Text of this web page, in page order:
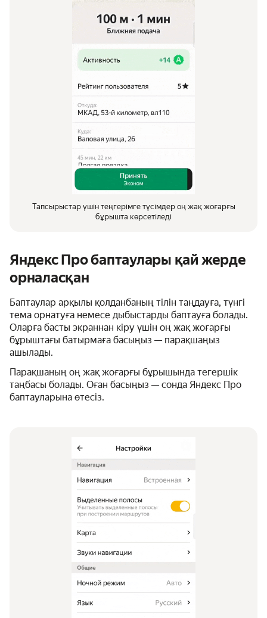
Тапсырыстар үшін теңгерімге түсімдер оң жақ жоғарғы
бұрышта көрсетіледі
Яндекс Про баптаулары қай жерде
орналасқан
Баптаулар арқылы қолданбаның тілін таңдауға, түнгі
тема орнатуға немесе дыбыстарды баптауға болады.
Оларға басты экраннан кіру үшін оң жақ жоғарғы
бұрыштағы батырмаға басыңыз — парақшаңыз
ашылады.
Парақшаның оң жақ жоғарғы бұрышында тегершік
таңбасы болады. Оған басыңыз — сонда Яндекс Про
баптауларына өтесіз.